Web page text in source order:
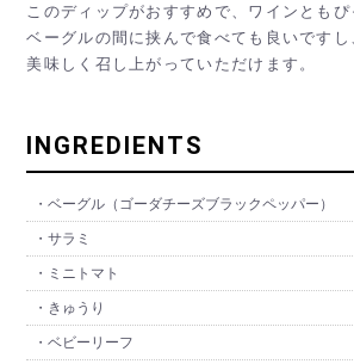
このディップがおすすめで、ワインともぴ
ベーグルの間に挟んで食べても良いですし
美味しく召し上がっていただけます。
INGREDIENTS
・ベーグル（ゴーダチーズブラックペッパー）
・サラミ
・ミニトマト
・きゅうり
・ベビーリーフ